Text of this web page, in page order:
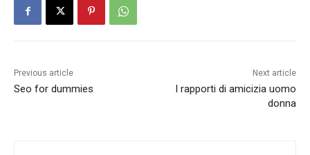
Previous article
Seo for dummies
Next article
I rapporti di amicizia uomo
donna